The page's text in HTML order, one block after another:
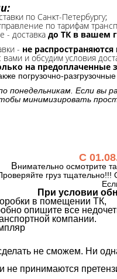
по Санкт-Петербургу;
по тарифам
- доставка до ТК в вашем
- не
и обсудим условия
на предоплаченные
погрузочно-
понедельникам. Если вы
минимизировать
С
Внимательно осмотрите
груз
При условии
в помещении ТК,
опишите все
компании.
не сможем. Ни
не принимаются